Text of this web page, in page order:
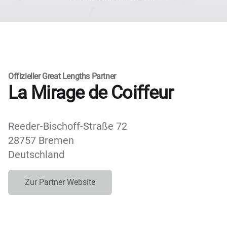
Offizieller Great Lengths Partner
La Mirage de Coiffeur
Reeder-Bischoff-Straße 72
28757 Bremen
Deutschland
Zur Partner Website